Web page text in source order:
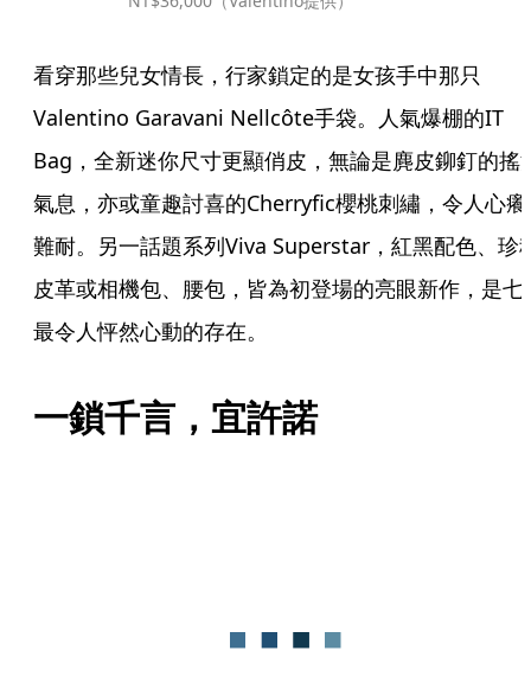
看穿那些兒女情長，行家鎖定的是女孩手中那只
Valentino Garavani Nellcôte手袋。人氣爆棚的IT
Bag，全新迷你尺寸更顯俏皮，無論是麂皮鉚釘的搖
氣息，亦或童趣討喜的Cherryfic櫻桃刺繡，令人心癢
難耐。另一話題系列Viva Superstar，紅黑配色、珍
皮革或相機包、腰包，皆為初登場的亮眼新作，是七
最令人怦然心動的存在。
一鎖千言，宜許諾